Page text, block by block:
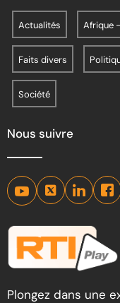
Actualités Afrique
Faits divers
Société
Nous suivre
Plongez dans une